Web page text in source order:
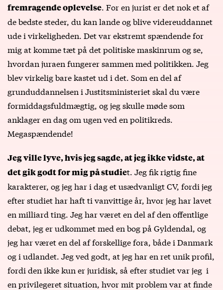
fremragende oplevelse. For en jurist er det nok et af
de bedste steder, du kan lande og blive videreuddannet
ude i virkeligheden. Det var ekstremt spændende for
mig at komme tæt på det politiske maskinrum og se,
hvordan juraen fungerer sammen med politikken. Jeg
blev virkelig bare kastet ud i det. Som en del af
grunduddannelsen i Justitsministeriet skal du være
formiddagsfuldmægtig, og jeg skulle møde som
anklager en dag om ugen ved en politikreds.
Megaspændende!
Jeg ville lyve, hvis jeg sagde, at jeg ikke vidste, at
det gik godt for mig på studiet. Jeg fik rigtig fine
karakterer, og jeg har i dag et usædvanligt CV, fordi jeg
efter studiet har haft ti vanvittige år, hvor jeg har lavet
en milliard ting. Jeg har været en del af den offentlige
debat, jeg er udkommet med en bog på Gyldendal, og
jeg har været en del af forskellige fora, både i Danmark
og i udlandet. Jeg ved godt, at jeg har en ret unik profil,
fordi den ikke kun er juridisk, så efter studiet var jeg i
en privilegeret situation, hvor mit problem var at finde